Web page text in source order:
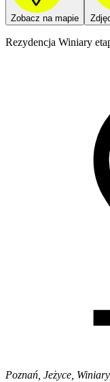
Zobacz na mapie
Rezydencja Winiary
Poznań, Jeżyce,